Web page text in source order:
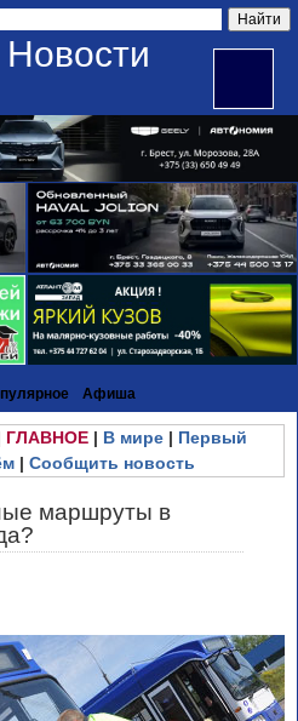
Афиша
ГЛАВНОЕ| В мире| Первый
| Сообщить новость
маршруты в